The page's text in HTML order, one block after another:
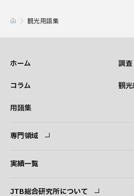
観光用語集
ホーム 調
コラム 観
用語集
専門領域
実績一覧
JTB総合研究所について